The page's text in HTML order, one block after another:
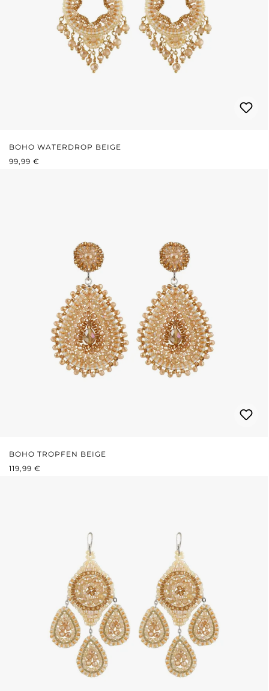
BOHO WATERDROP BEIGE
REGULÄRER PREIS:
99,99 €
BOHO TROPFEN BEIGE
REGULÄRER PREIS:
119,99 €